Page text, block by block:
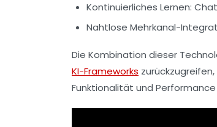
Kontinuierliches Lernen:
Nahtlose Mehrkanal-
Die Kombination dieser
KI-Frameworks
Funktionalität und